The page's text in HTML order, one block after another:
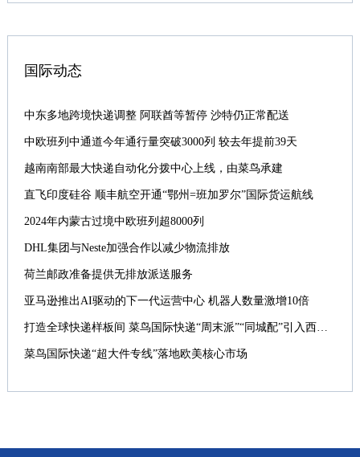
国际动态
中东多地跨境快递调整 阿联酋等暂停 沙特仍正常配送
中欧班列中通道今年通行量突破3000列 较去年提前39天
越南南部最大快递自动化分拨中心上线，由菜鸟承建
直飞印度硅谷 顺丰航空开通“鄂州=班加罗尔”国际货运航线
2024年内蒙古过境中欧班列超8000列
DHL集团与Neste加强合作以减少物流排放
荷兰邮政准备提供无排放派送服务
亚马逊推出AI驱动的下一代运营中心 机器人数量激增10倍
打造全球快递样板间 菜鸟国际快递“周末派”“同城配”引入西班牙
菜鸟国际快递“超大件专线”落地欧美核心市场